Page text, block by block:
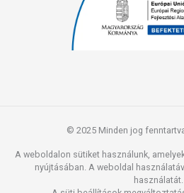
© 2025 Minden jog
A weboldalon sütiket használunk,
nyújtásában. A weboldal
használatát.